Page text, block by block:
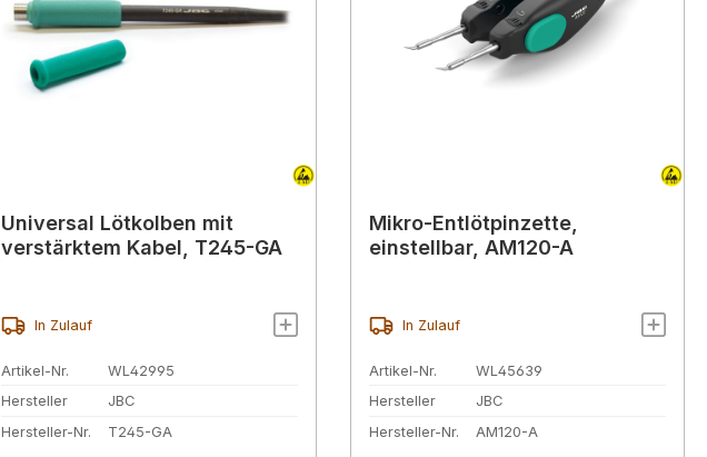
Universal Lötkolben mit
verstärktem Kabel, T245-GA
In Zulauf
Artikel-Nr.
WL42995
Hersteller
JBC
Hersteller-Nr.
T245-GA
Mikro-Entlötpinzette,
einstellbar, AM120-A
In Zulauf
Artikel-Nr.
WL45639
Hersteller
JBC
Hersteller-Nr.
AM120-A